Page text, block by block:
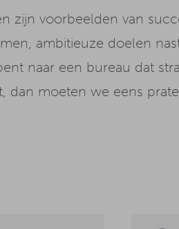
zijn voorbeelden van
ambitieuze doelen
naar een bureau dat
dan moeten we eens